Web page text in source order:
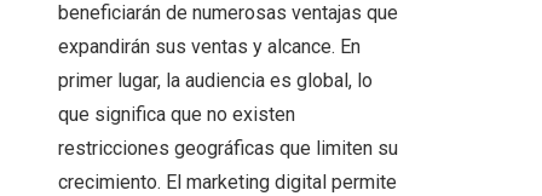
beneficiarán de numerosas ventajas que
expandirán sus ventas y alcance. En
primer lugar, la audiencia es global, lo
que significa que no existen
restricciones geográficas que limiten su
crecimiento. El marketing digital permite